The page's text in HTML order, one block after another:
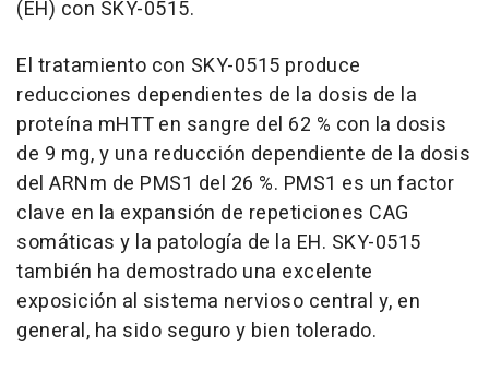
(EH) con SKY-0515.
El tratamiento con SKY-0515 produce
reducciones dependientes de la dosis de la
proteína mHTT en sangre del 62 % con la dosis
de 9 mg, y una reducción dependiente de la dosis
del ARNm de PMS1 del 26 %. PMS1 es un factor
clave en la expansión de repeticiones CAG
somáticas y la patología de la EH. SKY-0515
también ha demostrado una excelente
exposición al sistema nervioso central y, en
general, ha sido seguro y bien tolerado.